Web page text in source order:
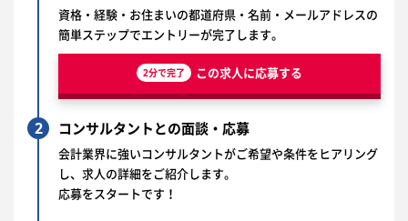
資格・経験・お住まいの都道府県・名前・メールアドレスの
簡単ステップでエントリーが完了します。
2分で完了 この求人に応募する
2 コンサルタントとの面談・応募
会計業界に強いコンサルタントがご希望や条件をヒアリング
し、求人の詳細をご紹介します。
応募をスタートです！